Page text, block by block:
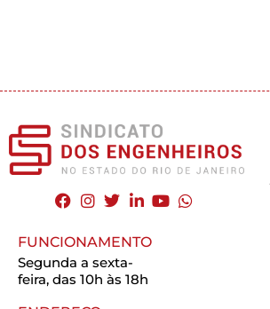
FUNCIONAMENTO
Segunda a sexta-
feira, das 10h às 18h